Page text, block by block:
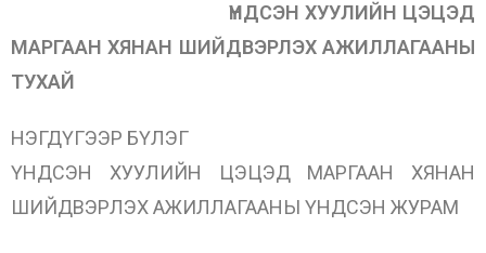
ҮНДСЭН ХУУЛИЙН ЦЭЦЭД
МАРГААН ХЯНАН ШИЙДВЭРЛЭХ АЖИЛЛАГААНЫ
ТУХАЙ
НЭГДҮГЭЭР БҮЛЭГ
ҮНДСЭН ХУУЛИЙН ЦЭЦЭД МАРГААН ХЯНАН
ШИЙДВЭРЛЭХ АЖИЛЛАГААНЫ ҮНДСЭН ЖУРАМ